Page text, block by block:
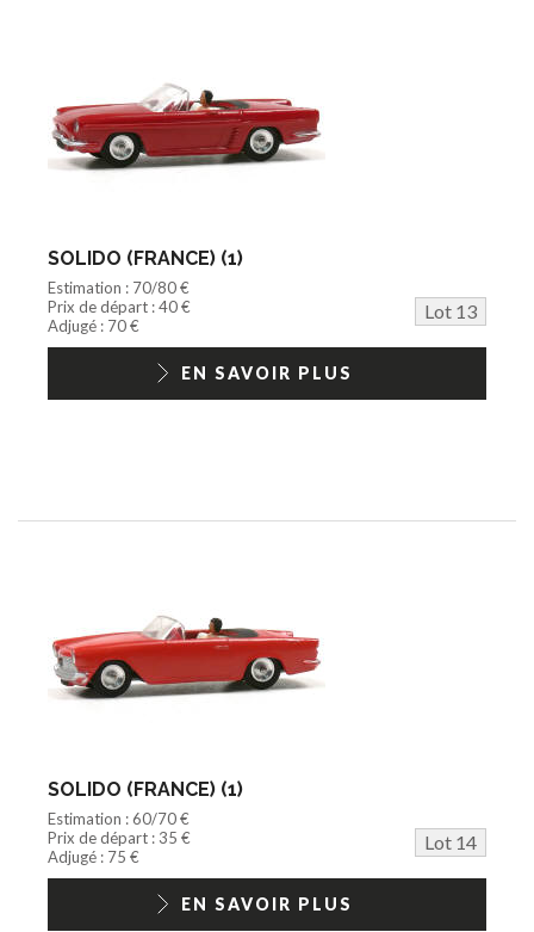
SOLIDO (FRANCE) (1)
Estimation : 70/80 €
Prix de départ : 40 €
Lot 13
Adjugé : 70 €
EN SAVOIR PLUS
SOLIDO (FRANCE) (1)
Estimation : 60/70 €
Prix de départ : 35 €
Lot 14
Adjugé : 75 €
EN SAVOIR PLUS